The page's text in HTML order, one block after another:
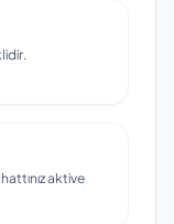
aktive